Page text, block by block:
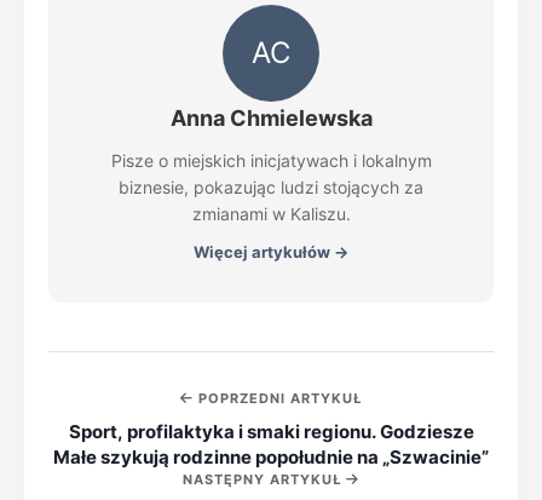
AC
Anna Chmielewska
Pisze o miejskich inicjatywach i lokalnym
biznesie, pokazując ludzi stojących za
zmianami w Kaliszu.
Więcej artykułów →
POPRZEDNI ARTYKUŁ
Sport, profilaktyka i smaki regionu. Godziesze
Małe szykują rodzinne popołudnie na „Szwacinie”
NASTĘPNY ARTYKUŁ